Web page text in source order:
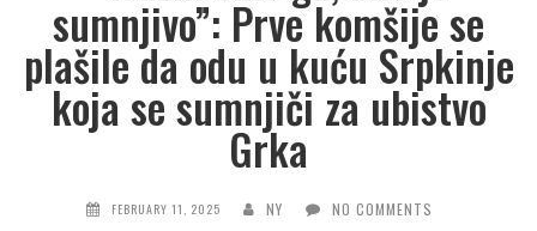
sumnjivo”: Prve komšije se
plašile da odu u kuću Srpkinje
koja se sumnjiči za ubistvo
Grka
FEBRUARY 11, 2025 NY NO COMMENTS